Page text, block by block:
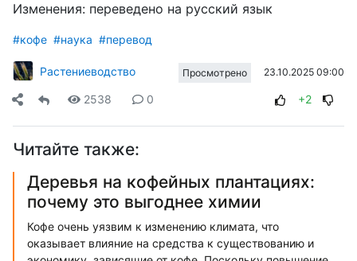
Изменения: переведено на русский язык
#кофе #наука #перевод
Растениеводство Просмотрено 23.10.2025 09:00
2538 0 +2
Читайте также:
Деревья на кофейных плантациях:
почему это выгоднее химии
Кофе очень уязвим к изменению климата, что
оказывает влияние на средства к существованию и